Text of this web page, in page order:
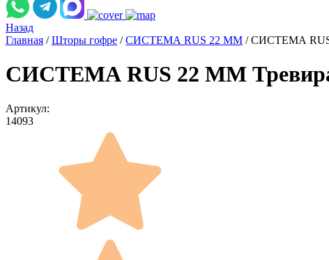
Назад
Главная / Шторы гофре / СИСТЕМА RUS 22 ММ / СИСТЕМА RUS
СИСТЕМА RUS 22 ММ Тревира
Артикул:
14093